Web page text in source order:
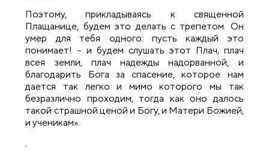
Поэтому, прикладываясь к священной
Плащанице, будем это делать с трепетом. Он
умер для тебя одного: пусть каждый это
понимает! – и будем слушать этот Плач, плач
всея земли, плач надежды надорванной, и
благодарить Бога за спасение, которое нам
дается так легко и мимо которого мы так
безразлично проходим, тогда как оно далось
такой страшной ценой и Богу, и Матери Божией,
и ученикам».